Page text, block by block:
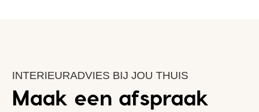
INTERIEURADVIES BIJ JOU THUIS
Maak een afspraak